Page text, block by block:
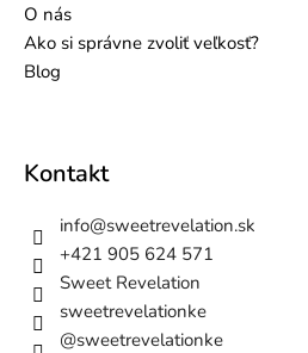
O nás
Ako si správne zvoliť veľkosť?
Blog
Kontakt
info@sweetrevelation.sk
+421 905 624 571
Sweet Revelation
sweetrevelationke
@sweetrevelationke